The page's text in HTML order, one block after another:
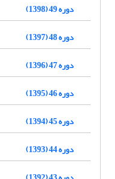
دوره 49 (1398)
دوره 48 (1397)
دوره 47 (1396)
دوره 46 (1395)
دوره 45 (1394)
دوره 44 (1393)